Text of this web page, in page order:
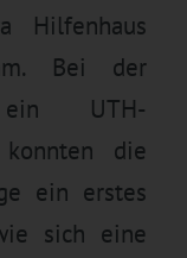
Hilfenhaus
Bei der
ein UTH-
konnten die
ein erstes
sich eine